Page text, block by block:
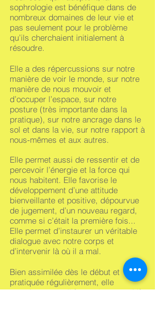
sophrologie est bénéfique dans de
nombreux domaines de leur vie et
pas seulement pour le problème
qu’ils cherchaient initialement à
résoudre.
Elle a des répercussions sur notre
manière de voir le monde, sur notre
manière de nous mouvoir et
d’occuper l’espace, sur notre
posture (très importante dans la
pratique), sur notre ancrage dans le
sol et dans la vie, sur notre rapport à
nous-mêmes et aux autres.
Elle permet aussi de ressentir et de
percevoir l’énergie et la force qui
nous habitent. Elle favorise le
développement d’une attitude
bienveillante et positive, dépourvue
de jugement, d’un nouveau regard,
comme si c’était la première fois...
Elle permet d’instaurer un véritable
dialogue avec notre corps et
d’intervenir là où il a mal.
Bien assimilée dès le début et
pratiquée régulièrement, elle
constitue un outil fantastique, positif